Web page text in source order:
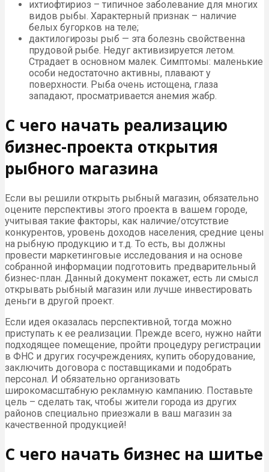
ихтиофтириоз – типичное заболевание для многих
видов рыбы. Характерный признак – наличие
белых бугорков на теле;
дактилогирозы рыб — эта болезнь свойственна
прудовой рыбе. Недуг активизируется летом.
Страдает в основном малек. Симптомы: маленькие
особи недостаточно активны, плавают у
поверхности. Рыба очень истощена, глаза
западают, просматривается анемия жабр.
С чего начать реализацию
бизнес-проекта открытия
рыбного магазина
Если вы решили открыть рыбный магазин, обязательно
оцените перспективы этого проекта в вашем городе,
учитывая такие факторы, как наличие/отсутствие
конкурентов, уровень доходов населения, средние цены
на рыбную продукцию и т.д. То есть, вы должны
провести маркетинговые исследования и на основе
собранной информации подготовить предварительный
бизнес-план. Данный документ покажет, есть ли смысл
открывать рыбный магазин или лучше инвестировать
деньги в другой проект.
Если идея оказалась перспективной, тогда можно
приступать к ее реализации. Прежде всего, нужно найти
подходящее помещение, пройти процедуру регистрации
в ФНС и других госучреждениях, купить оборудование,
заключить договора с поставщиками и подобрать
персонал. И обязательно организовать
широкомасштабную рекламную кампанию. Поставьте
цель – сделать так, чтобы жители города из других
районов специально приезжали в ваш магазин за
качественной продукцией!
С чего начать бизнес на шитье